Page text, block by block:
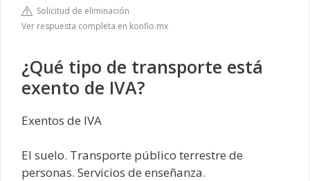
Solicitud de eliminación
Ver respuesta completa en konfio.mx
¿Qué tipo de transporte está
exento de IVA?
Exentos de IVA
El suelo. Transporte público terrestre de
personas. Servicios de enseñanza.